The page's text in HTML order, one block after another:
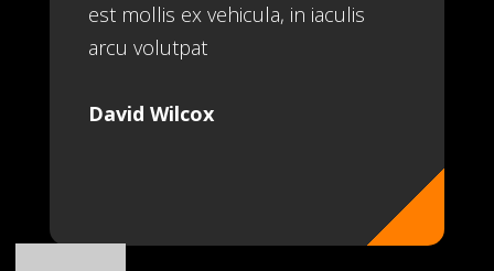
est mollis ex vehicula, in iaculis
arcu volutpat
David Wilcox